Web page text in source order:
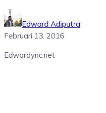
Edward Adiputra
Februari 13, 2016
Edwardync.net